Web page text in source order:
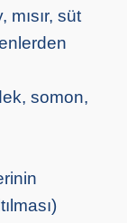
süt
somon,